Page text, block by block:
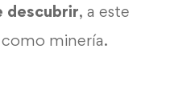
descubrir, a este
minería.